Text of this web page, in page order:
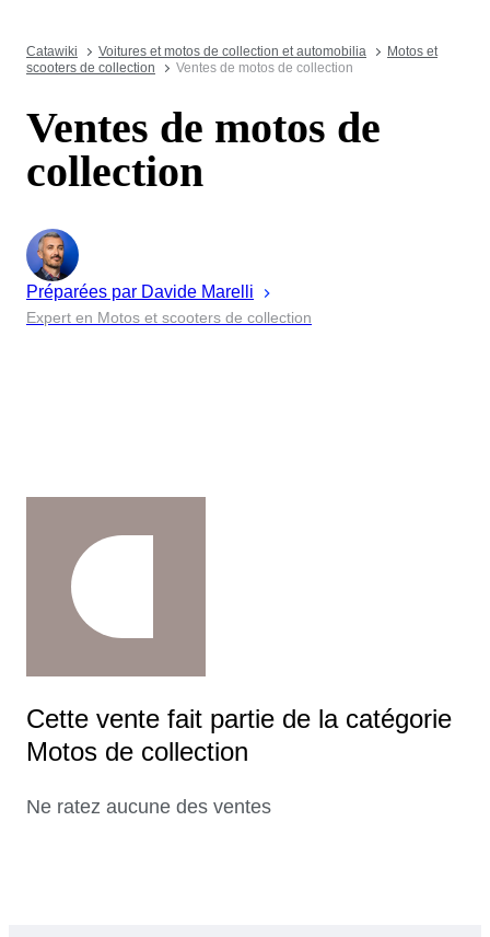
Catawiki Voitures et motos de collection et automobilia
Motos et
scooters de collection
Ventes de motos de collection
Ventes de motos de
collection
Préparées par Davide Marelli
Expert en Motos et scooters de collection
Cette vente fait partie de la catégorie
Motos de collection
Ne ratez aucune des ventes